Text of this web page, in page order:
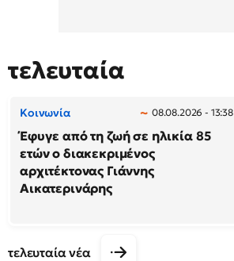
τελευταία
Κοινωνία 08.08.2026 - 13:38
Έφυγε από τη ζωή σε ηλικία 85
ετών ο διακεκριμένος
αρχιτέκτονας Γιάννης
Αικατερινάρης
τελευταία νέα